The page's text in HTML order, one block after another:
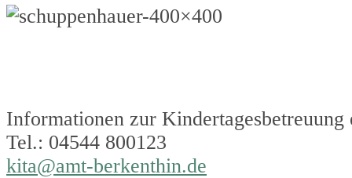
Informationen zur
Tel.: 04544 800123
kita@amt-berkenthin.de